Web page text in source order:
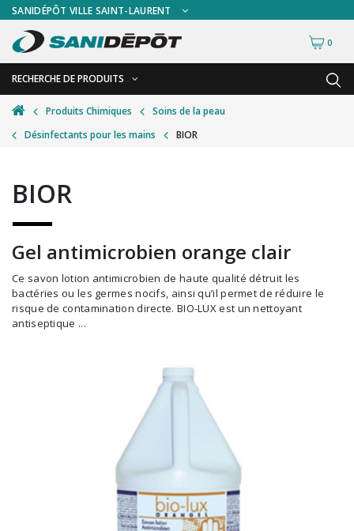
SANIDÉPÔT VILLE SAINT-LAURENT
0
RECHERCHE DE PRODUITS
RETOUR
Accessoires de sécurité
Accessoires pour le lavage de mur
Accessoires pour salles de bain
Alimentaire
Autres accessoires
Balais et porte-poussières
Chariots et manutention
Distributrices et supports
Grattoirs, moutons et racloirs pour vitres/planchers
Guenilles et éponges
RETOUR
Gants
Plexiglas
Signalisations
Test de diagnostic
Thermomètre
Vêtements de sécurité
Produits Chimiques
Soins de la peau
Désinfectants pour les mains
BIOR
BIOR
Gel antimicrobien orange clair
Ce savon lotion antimicrobien de haute qualité détruit les
bactéries ou les germes nocifs, ainsi qu’il permet de réduire le
risque de contamination directe. BIO-LUX est un nettoyant
antiseptique ...